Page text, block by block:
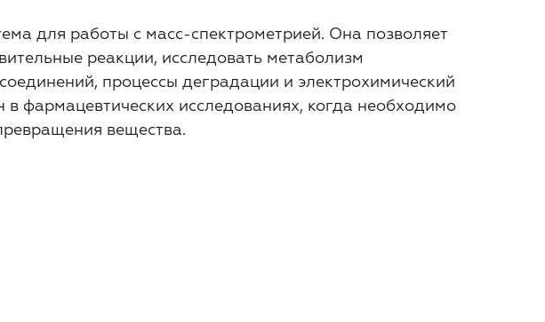
для работы с масс-спектрометрией. Она позволяет
реакции, исследовать метаболизм
процессы деградации и электрохимический
в фармацевтических исследованиях, когда необходимо
вещества.